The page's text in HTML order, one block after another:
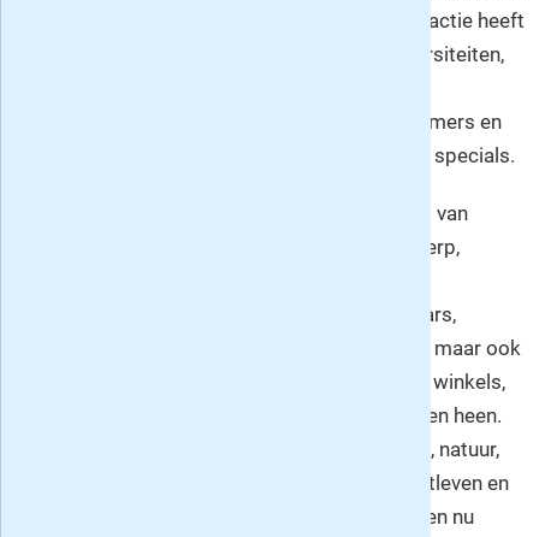
hoge mate kennis van zaken uitstralen. De redactie heeft
uitstekende, onafhankelijke banden met universiteiten,
stadsarcheologen en prominente Amsterdammers en
heeft daardoor regelmatig primeurs en mooie specials.
Ons Amsterdam duikt diep in de geschiedenis van
Amsterdam en laat daarbij bijna geen onderwerp,
Amsterdamse families, architecten, kunstenaars,
burgemeesters, ondernemers en misdadigers maar ook
over straten, buurten, gebouwen zoals kerken, winkels,
café's en fabrieken en bedrijven door de eeuwen heen.
Ook politiek, kunst, literatuur, muziek, techniek, natuur,
religie, scheepvaart en handel, sport, het straatleven en
andere aspecten van het stadsleven van toen en nu